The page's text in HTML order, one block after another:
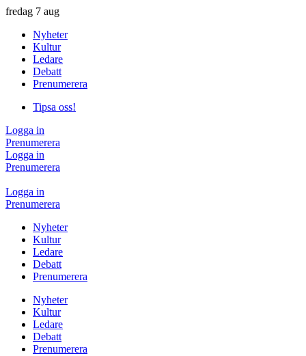
fredag 7 aug
Nyheter
Kultur
Ledare
Debatt
Prenumerera
Tipsa oss!
Logga in
Prenumerera
Logga in
Prenumerera
Logga in
Prenumerera
Nyheter
Kultur
Ledare
Debatt
Prenumerera
Nyheter
Kultur
Ledare
Debatt
Prenumerera